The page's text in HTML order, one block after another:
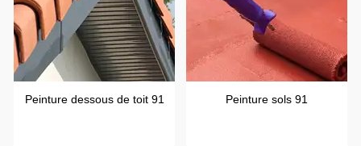
Peinture dessous de toit 91 Peinture sols 91